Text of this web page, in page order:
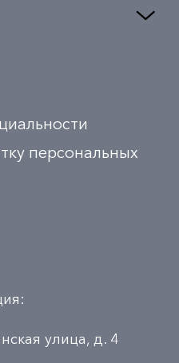
персональных
улица, д. 4